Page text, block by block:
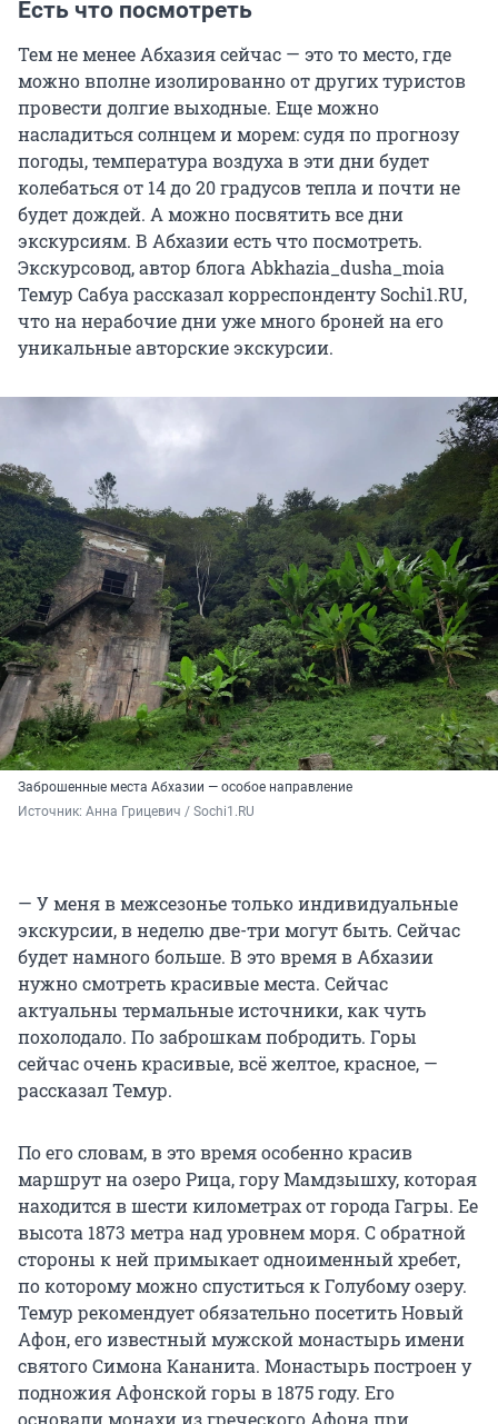
Есть что посмотреть
Тем не менее Абхазия сейчас — это то место, где
можно вполне изолированно от других туристов
провести долгие выходные. Еще можно
насладиться солнцем и морем: судя по прогнозу
погоды, температура воздуха в эти дни будет
колебаться от 14 до 20 градусов тепла и почти не
будет дождей. А можно посвятить все дни
экскурсиям. В Абхазии есть что посмотреть.
Экскурсовод, автор блога Abkhazia_dusha_moia
Темур Сабуа рассказал корреспонденту Sochi1.RU,
что на нерабочие дни уже много броней на его
уникальные авторские экскурсии.
Заброшенные места Абхазии — особое направление
Источник: Анна Грицевич / Sochi1.RU
— У меня в межсезонье только индивидуальные
экскурсии, в неделю две-три могут быть. Сейчас
будет намного больше. В это время в Абхазии
нужно смотреть красивые места. Сейчас
актуальны термальные источники, как чуть
похолодало. По заброшкам побродить. Горы
сейчас очень красивые, всё желтое, красное, —
рассказал Темур.
По его словам, в это время особенно красив
маршрут на озеро Рица, гору Мамдзышху, которая
находится в шести километрах от города Гагры. Ее
высота 1873 метра над уровнем моря. С обратной
стороны к ней примыкает одноименный хребет,
по которому можно спуститься к Голубому озеру.
Темур рекомендует обязательно посетить Новый
Афон, его известный мужской монастырь имени
святого Симона Кананита. Монастырь построен у
подножия Афонской горы в 1875 году. Его